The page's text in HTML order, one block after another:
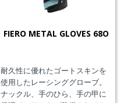
FIERO METAL GLOVES 68O
耐久性に優れたゴートスキンを
使用したレーシンググローブ。
ナックル、手のひら、手の甲に